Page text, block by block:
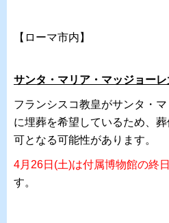
【ローマ市内】
サンタ・マリア・マッジョー
フランシスコ教皇がサンタ・
に埋葬を希望しているため、
可となる可能性があります。
4月26日(土)は付属博物館の終
す。